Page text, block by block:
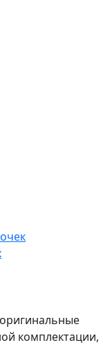
комплектации,